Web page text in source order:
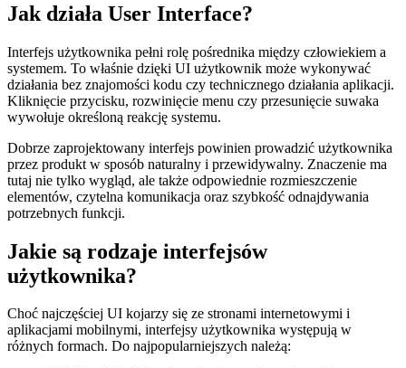
Jak działa User Interface?
Interfejs użytkownika pełni rolę pośrednika między człowiekiem a
systemem. To właśnie dzięki UI użytkownik może wykonywać
działania bez znajomości kodu czy technicznego działania aplikacji.
Kliknięcie przycisku, rozwinięcie menu czy przesunięcie suwaka
wywołuje określoną reakcję systemu.
Dobrze zaprojektowany interfejs powinien prowadzić użytkownika
przez produkt w sposób naturalny i przewidywalny. Znaczenie ma
tutaj nie tylko wygląd, ale także odpowiednie rozmieszczenie
elementów, czytelna komunikacja oraz szybkość odnajdywania
potrzebnych funkcji.
Jakie są rodzaje interfejsów
użytkownika?
Choć najczęściej UI kojarzy się ze stronami internetowymi i
aplikacjami mobilnymi, interfejsy użytkownika występują w
różnych formach. Do najpopularniejszych należą: